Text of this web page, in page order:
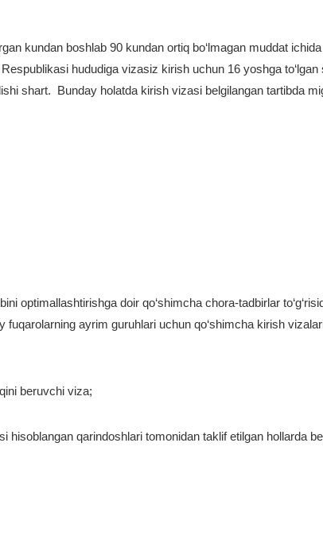
kundan boshlab 90 kundan ortiq bo‘lmagan muddat
hududiga vizasiz kirish uchun 16 yoshga to‘lgan
shart. Bunday holatda kirish vizasi belgilangan tartibda
optimallashtirishga doir qo‘shimcha chora-tadbirlar
ayrim guruhlari uchun qo‘shimcha kirish
beruvchi viza;
hisoblangan qarindoshlari tomonidan taklif etilgan hollarda